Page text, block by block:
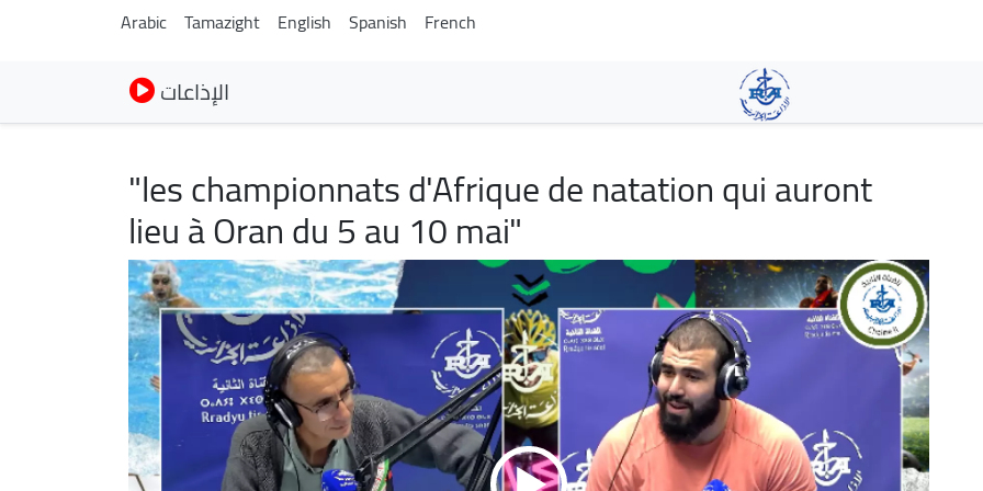
main
content
Arabic Tamazight English Spanish French
الإذاعات
"les championnats d'Afrique de natation qui auront
lieu à Oran du 5 au 10 mai"